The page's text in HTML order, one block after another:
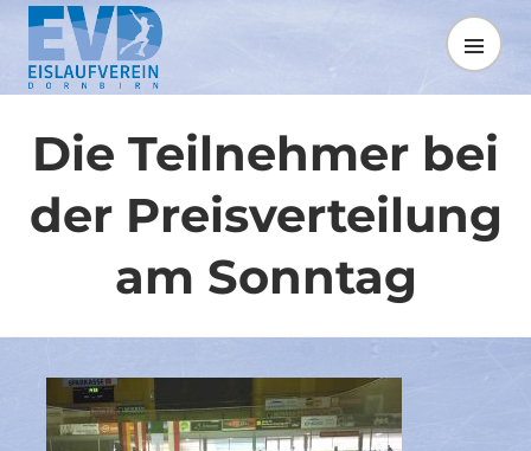
Springe
zum
Inhalt
MENÜ
Die Teilnehmer bei
der Preisverteilung
am Sonntag